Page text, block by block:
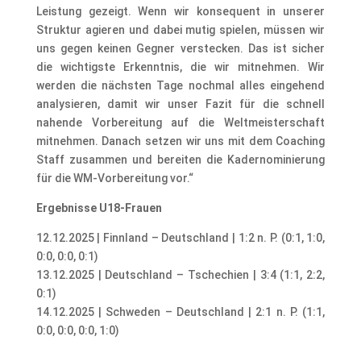
Leistung gezeigt. Wenn wir konsequent in unserer
Struktur agieren und dabei mutig spielen, müssen wir
uns gegen keinen Gegner verstecken. Das ist sicher
die wichtigste Erkenntnis, die wir mitnehmen. Wir
werden die nächsten Tage nochmal alles eingehend
analysieren, damit wir unser Fazit für die schnell
nahende Vorbereitung auf die Weltmeisterschaft
mitnehmen. Danach setzen wir uns mit dem Coaching
Staff zusammen und bereiten die Kadernominierung
für die WM-Vorbereitung vor.“
Ergebnisse U18-Frauen
12.12.2025 | Finnland – Deutschland | 1:2 n. P. (0:1, 1:0,
0:0, 0:0, 0:1)
13.12.2025 | Deutschland – Tschechien | 3:4 (1:1, 2:2,
0:1)
14.12.2025 | Schweden – Deutschland | 2:1 n. P. (1:1,
0:0, 0:0, 0:0, 1:0)